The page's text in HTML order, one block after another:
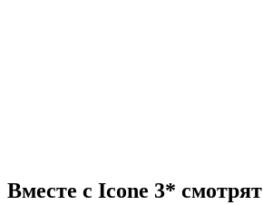
Вместе с Icone 3* смотрят